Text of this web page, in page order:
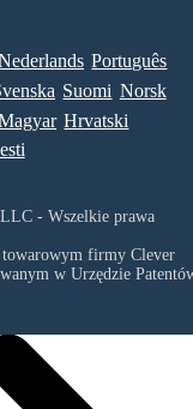
Português
Suomi Norsk
Hrvatski
- Wszelkie prawa
towarowym firmy Clever
w Urzędzie